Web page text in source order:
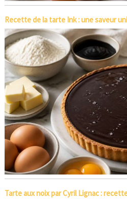
Recette de la tarte Ink : une saveur
Tarte aux noix par Cyril Lignac :